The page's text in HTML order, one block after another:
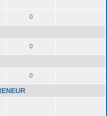
0
0
0